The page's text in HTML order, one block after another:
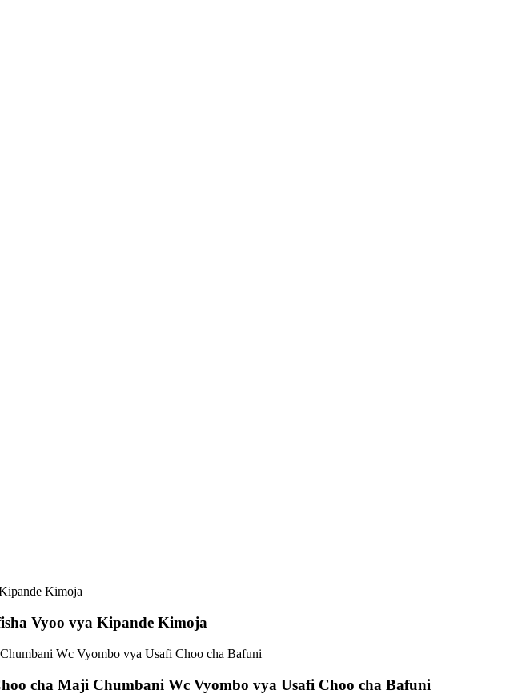
Vyoo vya Kipande Kimoja
cha Maji Chumbani Wc Vyombo vya Usafi Choo cha Bafuni